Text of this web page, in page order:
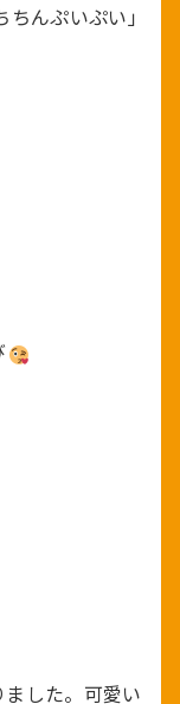
んぷいぷい」
した。可愛い